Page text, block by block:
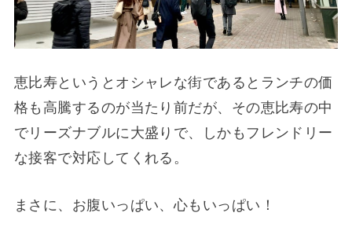
恵比寿というとオシャレな街であるとランチの価
格も高騰するのが当たり前だが、その恵比寿の中
でリーズナブルに大盛りで、しかもフレンドリー
な接客で対応してくれる。
まさに、お腹いっぱい、心もいっぱい！